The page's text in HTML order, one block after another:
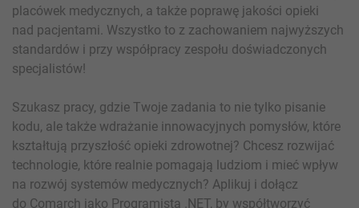
placówek medycznych, a także poprawę jakości opieki
nad pacjentami. Wszystko to z zachowaniem najwyższych
standardów i przy współpracy zespołu doświadczonych
specjalistów!
Szukasz pracy, gdzie Twoje zadania to nie tylko pisanie
kodu, ale także wdrażanie innowacyjnych pomysłów, które
kształtują przyszłość opieki zdrowotnej? Chcesz rozwijać
technologie, które realnie pomagają ludziom i mieć wpływ
na rozwój systemów medycznych? Aplikuj i dołącz
do Comarch jako Programista .NET, by współtworzyć